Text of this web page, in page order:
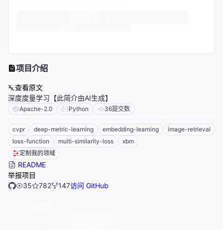
项目介绍
查看原文
深度度量学习【此简介由AI生成】
Apache-2.0 Python 36提交数
cvpr deep-metric-learning embedding-learning
image-retrieval
loss-function
multi-similarity-loss
xbm
定制我的领域
README
举报项目
35
782 147访问 GitHub